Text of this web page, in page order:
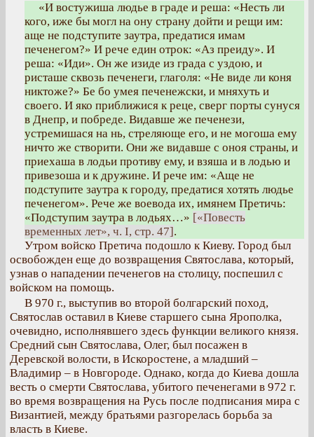
«И востужиша людье в граде и реша: «Несть ли
кого, иже бы могл на ону страну дойти и рещи им:
аще не подступите заутра, предатися имам
печенегом?» И рече един отрок: «Аз преиду». И
реша: «Иди». Он же изиде из града с уздою, и
ристаше сквозь печенеги, глаголя: «Не виде ли коня
никтоже?» Бе бо умея печенежски, и мняхуть и
своего. И яко приближися к реце, сверг порты сунуся
в Днепр, и побреде. Видавше же печенези,
устремишася на нь, стреляюще его, и не могоша ему
ничто же створити. Они же видавше с оноя страны, и
приехаша в лодьи противу ему, и взяша и в лодью и
привезоша и к дружине. И рече им: «Аще не
подступите заутра к городу, предатися хотять людье
печенегом». Рече же воевода их, имянем Претичь:
«Подступим заутра в лодьях…» [«Повесть
временных лет», ч. I, стр. 47].
Утром войско Претича подошло к Киеву. Город был
освобожден еще до возвращения Святослава, который,
узнав о нападении печенегов на столицу, поспешил с
войском на помощь.
В 970 г., выступив во второй болгарский поход,
Святослав оставил в Киеве старшего сына Ярополка,
очевидно, исполнявшего здесь функции великого князя.
Средний сын Святослава, Олег, был посажен в
Деревской волости, в Искоростене, а младший –
Владимир – в Новгороде. Однако, когда до Киева дошла
весть о смерти Святослава, убитого печенегами в 972 г.
во время возвращения на Русь после подписания мира с
Византией, между братьями разгорелась борьба за
власть в Киеве.